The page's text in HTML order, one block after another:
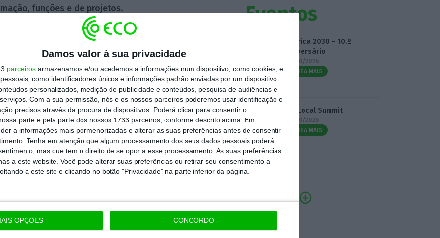
Damos valor à sua privacidade
parceiros armazenamos e/ou acedemos a informações num dispositivo, como cookies, e
como identificadores únicos e informações padrão enviadas por um dispositivo
personalizados, medição de publicidade e conteúdos, pesquisa de audiências e
Com a sua permissão, nós e os nossos parceiros poderemos usar identificação e
precisos através da procura de dispositivos. Poderá clicar para consentir o
parte e pela parte dos nossos 1733 parceiros, conforme descrito acima. Em
a informações mais pormenorizadas e alterar as suas preferências antes de consentir
Tenha em atenção que algum processamento dos seus dados pessoais poderá
mas que tem o direito de se opor a esse processamento. As suas preferências
a este website. Você pode alterar suas preferências ou retirar seu consentimento a
a este site e clicando no botão "Privacidade" na parte inferior da página.
OPÇÕES CONCORDO
, funções e de projetos.
o trabalhador vai recebendopop-ups
o trabalhador passa a receber no seu
ofertasformativas, que estejam em linha
para a fidelização do talento”, reforça a
e retenção de talento como um dos
Eventos
Fábrica 2030 – 10.º
Aniversário
14/10/2026
SAIBA MAIS
3.º Local Summit
07/10/2026
SAIBA MAIS